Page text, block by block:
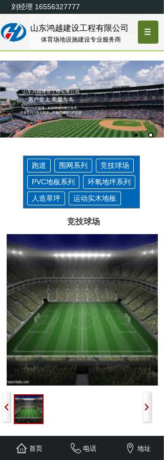
跑道 围网系列
竞技球场
PVC地板系列
环氧地坪系列
人造草坪
运动实木地板
竞技球场
上一个： 竞技球场
刘经理 16556327777
山东鸿越建设工程有限公司
体育场地设施建设专业服务商
首页 电话 地址